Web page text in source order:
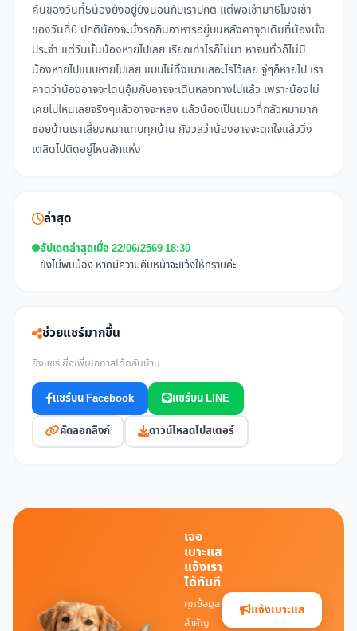
คืนของวันที่5น้องยังอยู่ยังนอนกับเราปกติ แต่พอเช้ามา6โมงเช้า
ของวันที่6 ปกติน้องจะนั่งรอกินอาหารอยู่บนหลังคาจุดเดิมที่น้องนั่ง
ประจำ แต่วันนั้นน้องหายไปเลย เรียกเท่าไรก็ไม่มา หาจนทั่วก็ไม่มี
น้องหายไปแบบหายไปเลย แบบไม่ทิ้งเบาแสอะไรไว้เลย จู่ๆก็หายไป เรา
คาดว่าน้องอาจจะโดนอุ้มกับอาจจะเดินหลงทางไปแล้ว เพราะน้องไม่
เคยไปไหนเลยจริงๆแล้วอาจจะหลง แล้วน้องเป็นแมวที่กลัวหมามาก
ซอยบ้านเราเลี้ยงหมาแทบทุกบ้าน กังวลว่าน้องอาจจะตกใจแล้ววิ่ง
เตลิดไปติดอยู่ไหนสักแห่ง
ล่าสุด
อัปเดตล่าสุดเมื่อ 22/06/2569 18:30
ยังไม่พบน้อง หากมีความคืบหน้าจะแจ้งให้ทราบค่ะ
ช่วยแชร์มากขึ้น
ยิ่งแชร์ ยิ่งเพิ่มโอกาสได้กลับบ้าน
แชร์บน Facebook แชร์บน LINE
คัดลอกลิงก์ ดาวน์โหลดโปสเตอร์
เจอ
เบาะแส
แจ้งเรา
ได้ทันที
ทุกข้อมูล
สำคัญ
แจ้งเบาะแส